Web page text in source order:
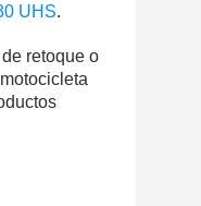
UHS.
retoque o